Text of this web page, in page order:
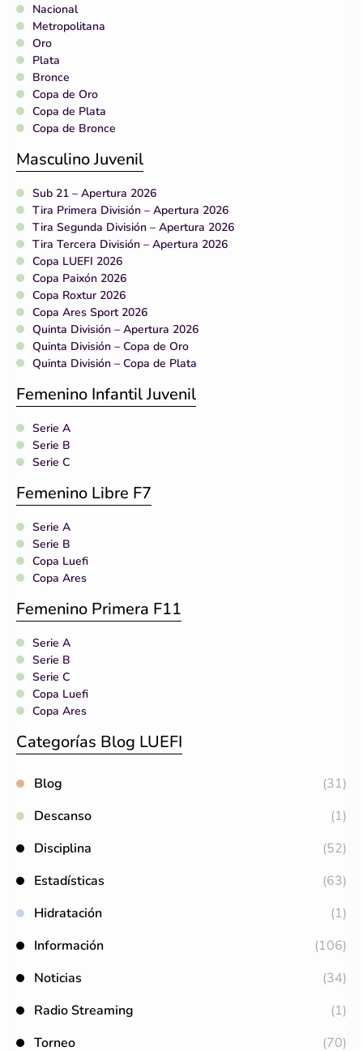
Nacional
Metropolitana
Oro
Plata
Bronce
Copa de Oro
Copa de Plata
Copa de Bronce
Masculino Juvenil
Sub 21 – Apertura 2026
Tira Primera División – Apertura 2026
Tira Segunda División – Apertura 2026
Tira Tercera División – Apertura 2026
Copa LUEFI 2026
Copa Paixón 2026
Copa Roxtur 2026
Copa Ares Sport 2026
Quinta División – Apertura 2026
Quinta División – Copa de Oro
Quinta División – Copa de Plata
Femenino Infantil Juvenil
Serie A
Serie B
Serie C
Femenino Libre F7
Serie A
Serie B
Copa Luefi
Copa Ares
Femenino Primera F11
Serie A
Serie B
Serie C
Copa Luefi
Copa Ares
Categorías Blog LUEFI
Blog
(31)
Descanso
(1)
Disciplina
(52)
Estadísticas
(63)
Hidratación
(1)
Información
(106)
Noticias
(34)
Radio Streaming
(1)
Torneo
(70)